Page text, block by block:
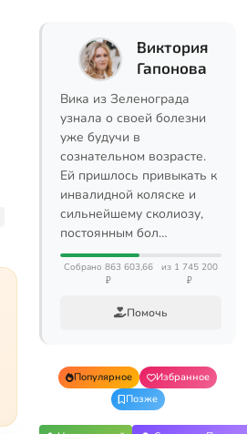
Виктория
Гапонова
Вика из Зеленограда
узнала о своей болезни
уже будучи в
сознательном возрасте.
Ей пришлось привыкать к
инвалидной коляске и
сильнейшему сколиозу,
постоянным бол…
Собрано 863 603,66
₽
из 1 745 200
₽
Помочь
Популярное
Избранное
Позже